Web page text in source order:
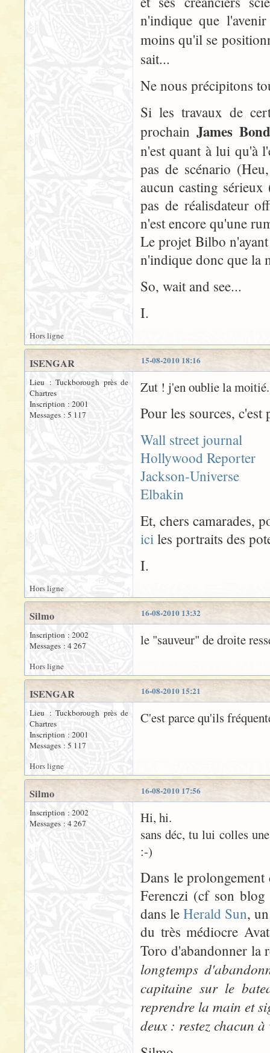
n'indique que
moins qu'il se
sait...
Ne nous précipitons
Si les travaux de
prochain James Bond
n'est quant à lui qu'à
pas de scénario
aucun casting
pas de réalisdateur
n'est encore qu'une
Le projet Bilbo
n'indique donc que la
So, wait and see...
I.
Hors ligne
15-08-2010 18:16
ISENGAR
Lieu : Tuckborough près de
Chartres
Inscription : 2001
Messages : 5 117
Zut ! j'en oublie la
Pour les sources, c'est
Wall street journal
Hollywood Reporter
Jackson-Universe
Elbakin
Et, chers camarades,
ici les portraits des
I.
Hors ligne
16-08-2010 13:32
Silmo
Inscription : 2002
Messages : 4 267
le "sauveur" de droite
Hors ligne
16-08-2010 15:21
ISENGAR
Lieu : Tuckborough près de
Chartres
Inscription : 2001
Messages : 5 117
C'est parce qu'ils
Hors ligne
16-08-2010 17:56
Silmo
Inscription : 2002
Messages : 4 267
Hi, hi.
sans déc, tu lui colles
:-)
Dans le prolongement
Ferenczi (cf son
dans leHerald Sun,
du très médiocre
Toro d'abandonner
longtemps
capitaine sur le
reprendre la main et
deux : restez chacun